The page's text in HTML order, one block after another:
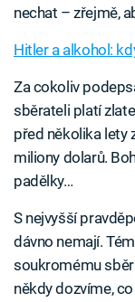
nechat – zřejmě,
Hitler a alkohol:
Za cokoliv
sběrateli platí
před několika lety
miliony dolarů.
padělky…
S nejvyšší
dávno nemají.
soukromému
někdy dozvíme,